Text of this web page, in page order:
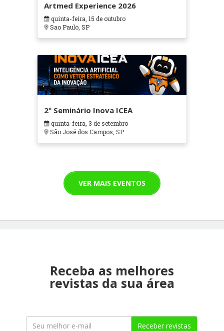
Artmed Experience 2026
quinta-feira, 15 de outubro
Sao Paulo, SP
2º Seminário Inova ICEA
quinta-feira, 3 de setembro
São José dos Campos, SP
VER MAIS EVENTOS
Receba as melhores
revistas da sua área
Receber revistas